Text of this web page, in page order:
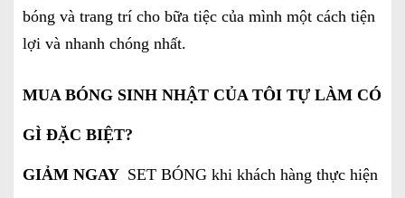
bóng và trang trí cho bữa tiệc của mình một cách tiện
lợi và nhanh chóng nhất.
MUA BÓNG SINH NHẬT CỦA TÔI TỰ LÀM CÓ
GÌ ĐẶC BIỆT?
GIẢM NGAY SET BÓNG khi khách hàng thực hiện